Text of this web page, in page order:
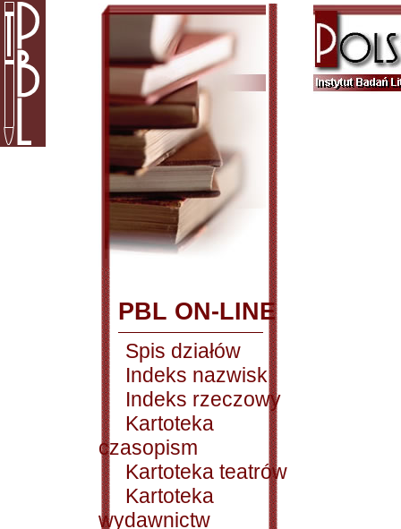
PBL ON-LINE
Spis działów
Indeks nazwisk
Indeks rzeczowy
Kartoteka
czasopism
Kartoteka teatrów
Kartoteka
wydawnictw